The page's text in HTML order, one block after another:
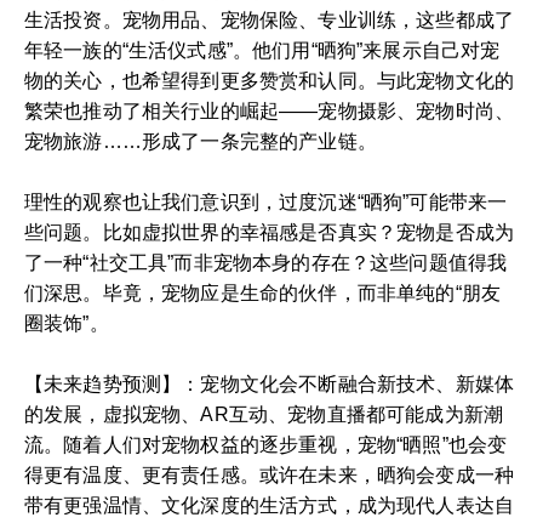
生活投资。宠物用品、宠物保险、专业训练，这些都成了
年轻一族的“生活仪式感”。他们用“晒狗”来展示自己对宠
物的关心，也希望得到更多赞赏和认同。与此宠物文化的
繁荣也推动了相关行业的崛起——宠物摄影、宠物时尚、
宠物旅游……形成了一条完整的产业链。
理性的观察也让我们意识到，过度沉迷“晒狗”可能带来一
些问题。比如虚拟世界的幸福感是否真实？宠物是否成为
了一种“社交工具”而非宠物本身的存在？这些问题值得我
们深思。毕竟，宠物应是生命的伙伴，而非单纯的“朋友
圈装饰”。
【未来趋势预测】：宠物文化会不断融合新技术、新媒体
的发展，虚拟宠物、AR互动、宠物直播都可能成为新潮
流。随着人们对宠物权益的逐步重视，宠物“晒照”也会变
得更有温度、更有责任感。或许在未来，晒狗会变成一种
带有更强温情、文化深度的生活方式，成为现代人表达自